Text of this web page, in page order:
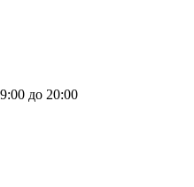
до 20:00